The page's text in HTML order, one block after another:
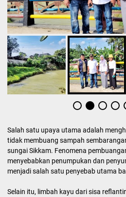
Salah satu upaya utama adalah
tidak membuang sampah
sungai Sikkam. Fenomena
menyebabkan penumpukan dan
menjadi salah satu penyebab utama
Selain itu, limbah kayu dari sisa